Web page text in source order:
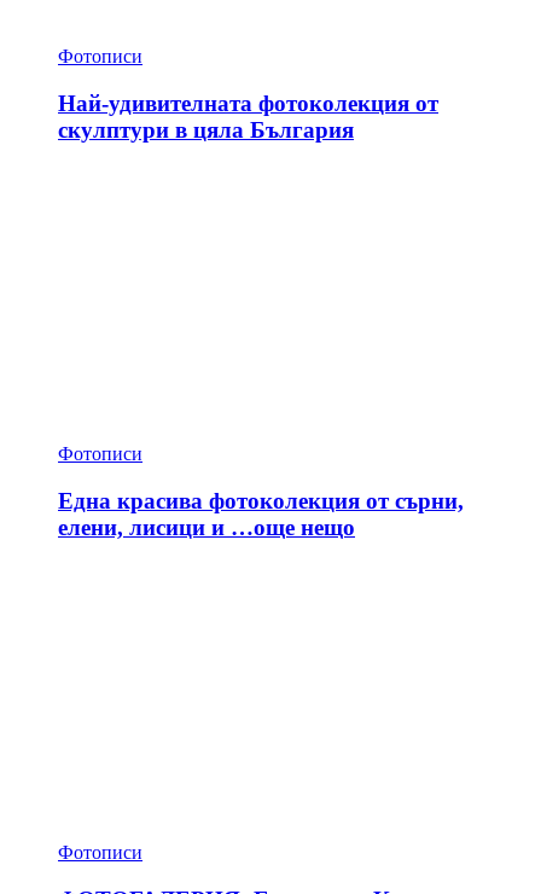
Фотописи
Най-удивителната фотоколекция от
скулптури в цяла България
Фотописи
Една красива фотоколекция от сърни,
елени, лисици и …още нещо
Фотописи